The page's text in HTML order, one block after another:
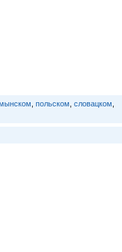
польском словацком